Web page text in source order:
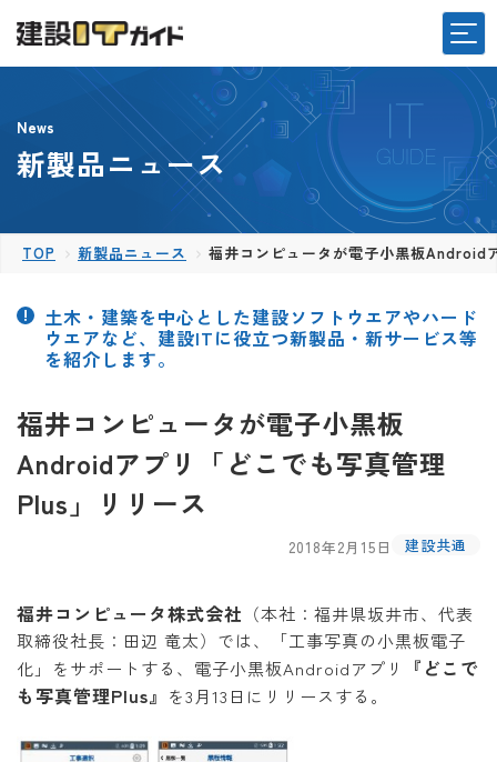
News
新製品ニュース
TOP 新製品ニュース 福井コンピュータが電子小黒板Android
土木・建築を中心とした建設ソフトウエアやハード
ウエアなど、建設ITに役立つ新製品・新サービス等
を紹介します。
福井コンピュータが電子小黒板
Androidアプリ「どこでも写真管理
Plus」リリース
2018年2月15日 建設共通
福井コンピュータ株式会社 （本社：福井県坂井市、代表
取締役社長：田辺 竜太）では、「工事写真の小黒板電子
化」をサポートする、電子小黒板Androidアプリ
『どこで
も写真管理Plus』 を3月13日にリリースする。